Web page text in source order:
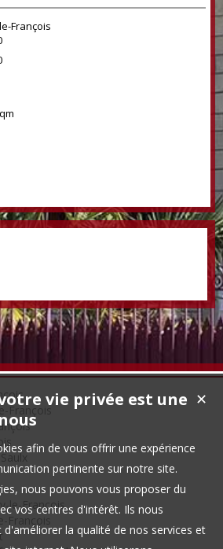
François
François
le-François
François
✕
vie privée est une
afin de vous offrir une expérience
pertinente sur notre site.
nous pouvons vous proposer du
vos centres d'intérêt. Ils nous
la qualité de nos services et